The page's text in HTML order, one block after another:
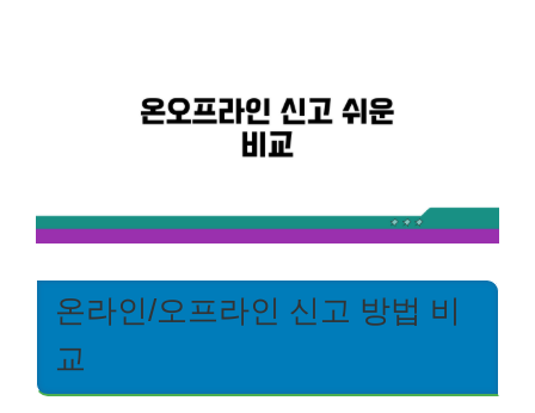
온라인/오프라인 신고 방법 비
교